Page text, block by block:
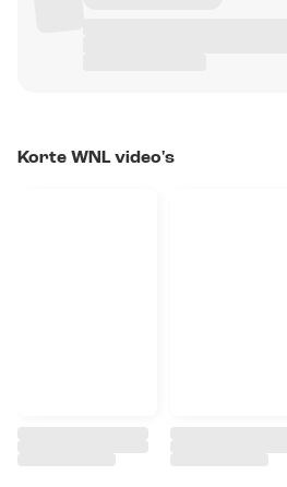
Korte WNL video's